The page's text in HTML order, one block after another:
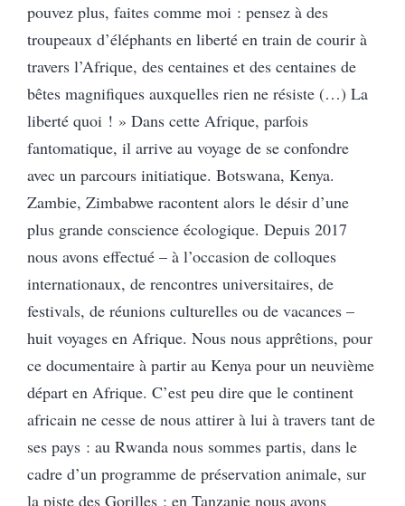
pouvez plus, faites comme moi : pensez à des
troupeaux d’éléphants en liberté en train de courir à
travers l’Afrique, des centaines et des centaines de
bêtes magnifiques auxquelles rien ne résiste (…) La
liberté quoi ! » Dans cette Afrique, parfois
fantomatique, il arrive au voyage de se confondre
avec un parcours initiatique. Botswana, Kenya.
Zambie, Zimbabwe racontent alors le désir d’une
plus grande conscience écologique. Depuis 2017
nous avons effectué – à l’occasion de colloques
internationaux, de rencontres universitaires, de
festivals, de réunions culturelles ou de vacances –
huit voyages en Afrique. Nous nous apprêtions, pour
ce documentaire à partir au Kenya pour un neuvième
départ en Afrique. C’est peu dire que le continent
africain ne cesse de nous attirer à lui à travers tant de
ses pays : au Rwanda nous sommes partis, dans le
cadre d’un programme de préservation animale, sur
la piste des Gorilles ; en Tanzanie nous avons